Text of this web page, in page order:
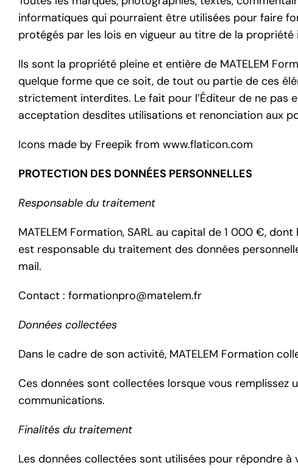
informatiques qui pourraient être utilisées pour faire
protégés par les lois en vigueur au titre de la propriété
Ils sont la propriété pleine et entière de MATELEM
quelque forme que ce soit, de tout ou partie de ces
strictement interdites. Le fait pour l’Éditeur de ne pas
acceptation desdites utilisations et renonciation aux
Icons made by Freepik from www.flaticon.com
PROTECTION DES DONNÉES PERSONNELLES
Responsable du traitement
MATELEM Formation, SARL au capital de 1 000 €,
est responsable du traitement des données
mail.
Contact : formationpro@matelem.fr
Données collectées
Dans le cadre de son activité, MATELEM Formation
Ces données sont collectées lorsque vous
communications.
Finalités du traitement
Les données collectées sont utilisées pour répondre